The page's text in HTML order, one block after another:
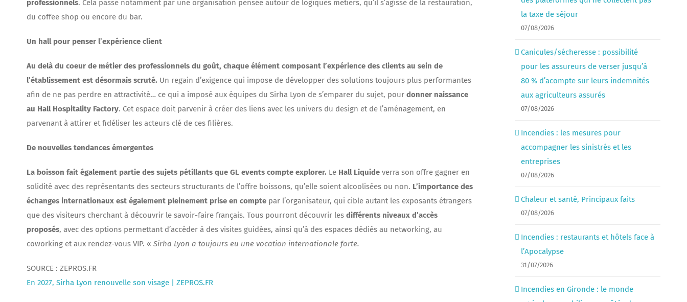
professionnels. Cela passe notamment par une organisation pensée autour de logiques métiers, qu’il s’agisse de la restauration,
du coffee shop ou encore du bar.
Un hall pour penser l’expérience client
Au delà du coeur de métier des professionnels du goût, chaque élément composant l’expérience des clients au sein de
l’établissement est désormais scruté. Un regain d’exigence qui impose de développer des solutions toujours plus performantes
afin de ne pas perdre en attractivité… ce qui a imposé aux équipes du Sirha Lyon de s’emparer du sujet, pour donner naissance
au Hall Hospitality Factory. Cet espace doit parvenir à créer des liens avec les univers du design et de l’aménagement, en
parvenant à attirer et fidéliser les acteurs clé de ces filières.
De nouvelles tendances émergentes
La boisson fait également partie des sujets pétillants que GL events compte explorer. Le Hall Liquide verra son offre gagner en
solidité avec des représentants des secteurs structurants de l’offre boissons, qu’elle soient alcoolisées ou non. L’importance des
échanges internationaux est également pleinement prise en compte par l’organisateur, qui cible autant les exposants étrangers
que des visiteurs cherchant à découvrir le savoir-faire français. Tous pourront découvrir les différents niveaux d’accès
proposés, avec des options permettant d’accéder à des visites guidées, ainsi qu’à des espaces dédiés au networking, au
coworking et aux rendez-vous VIP. « Sirha Lyon a toujours eu une vocation internationale forte.
SOURCE : ZEPROS.FR
En 2027, Sirha Lyon renouvelle son visage | ZEPROS.FR
la taxe de séjour
07/08/2026
Canicules/sécheresse : possibilité
pour les assureurs de verser jusqu’à
80 % d’acompte sur leurs indemnités
aux agriculteurs assurés
07/08/2026
Incendies : les mesures pour
accompagner les sinistrés et les
entreprises
07/08/2026
Chaleur et santé, Principaux faits
07/08/2026
Incendies : restaurants et hôtels face à
l’Apocalypse
31/07/2026
Incendies en Gironde : le monde